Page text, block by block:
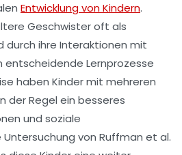
Entwicklung von Kindern.
Geschwisteroft als
durch ihre Interaktionen mit
entscheidende Lernprozesse
haben Kinder mit mehreren
der Regel ein besseres
und soziale
Untersuchung von Ruffman et al.